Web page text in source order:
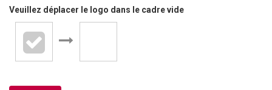
Veuillez déplacer le logo dans le cadre vide